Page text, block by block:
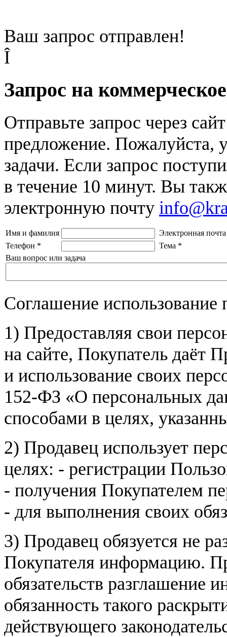
Ваш запрос отправлен!
Î
Запрос на
Отправьте запрос через
предложение. Пожалуйста,
задачи. Если запрос
в течение 10 минут. Вы
электронную почту
Имя и фамилия
Электронная почта
Телефон * Тема *
Ваш вопрос или задача
Соглашение
1) Предоставляя свои
на сайте, Покупатель даёт
и использование своих
152-ФЗ «О персональных
способами в целях,
2) Продавец использует
целях: - регистрации
- получения Покупателем
- для выполнения своих
3) Продавец обязуется не
Покупателя информацию.
обязательств разглашение
обязанность такого
действующего